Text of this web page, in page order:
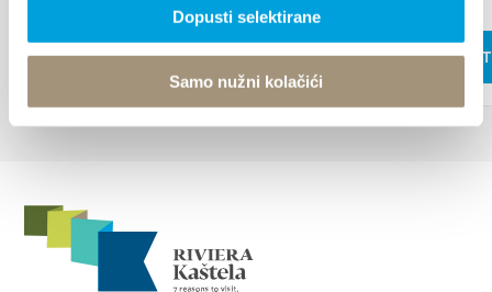
Dopusti selektirane
Samo nužni kolačići
OLVASS